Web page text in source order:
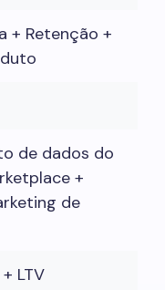
+ Retenção +
de dados do
+
de
LTV